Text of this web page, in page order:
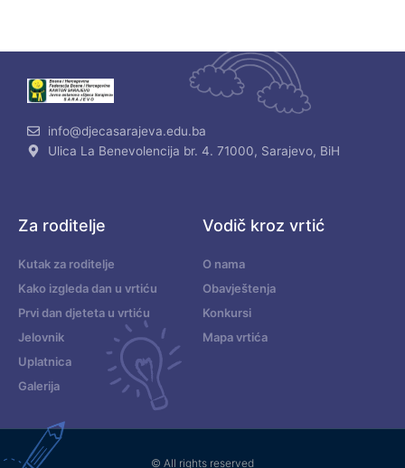
info@djecasarajeva.edu.ba
Ulica La Benevolencija br. 4. 71000, Sarajevo, BiH
Za roditelje
Kutak za roditelje
Kako izgleda dan u vrtiću
Prvi dan djeteta u vrtiću
Jelovnik
Uplatnica
Galerija
Vodič kroz vrtić
O nama
Obavještenja
Konkursi
Mapa vrtića
© All rights reserved